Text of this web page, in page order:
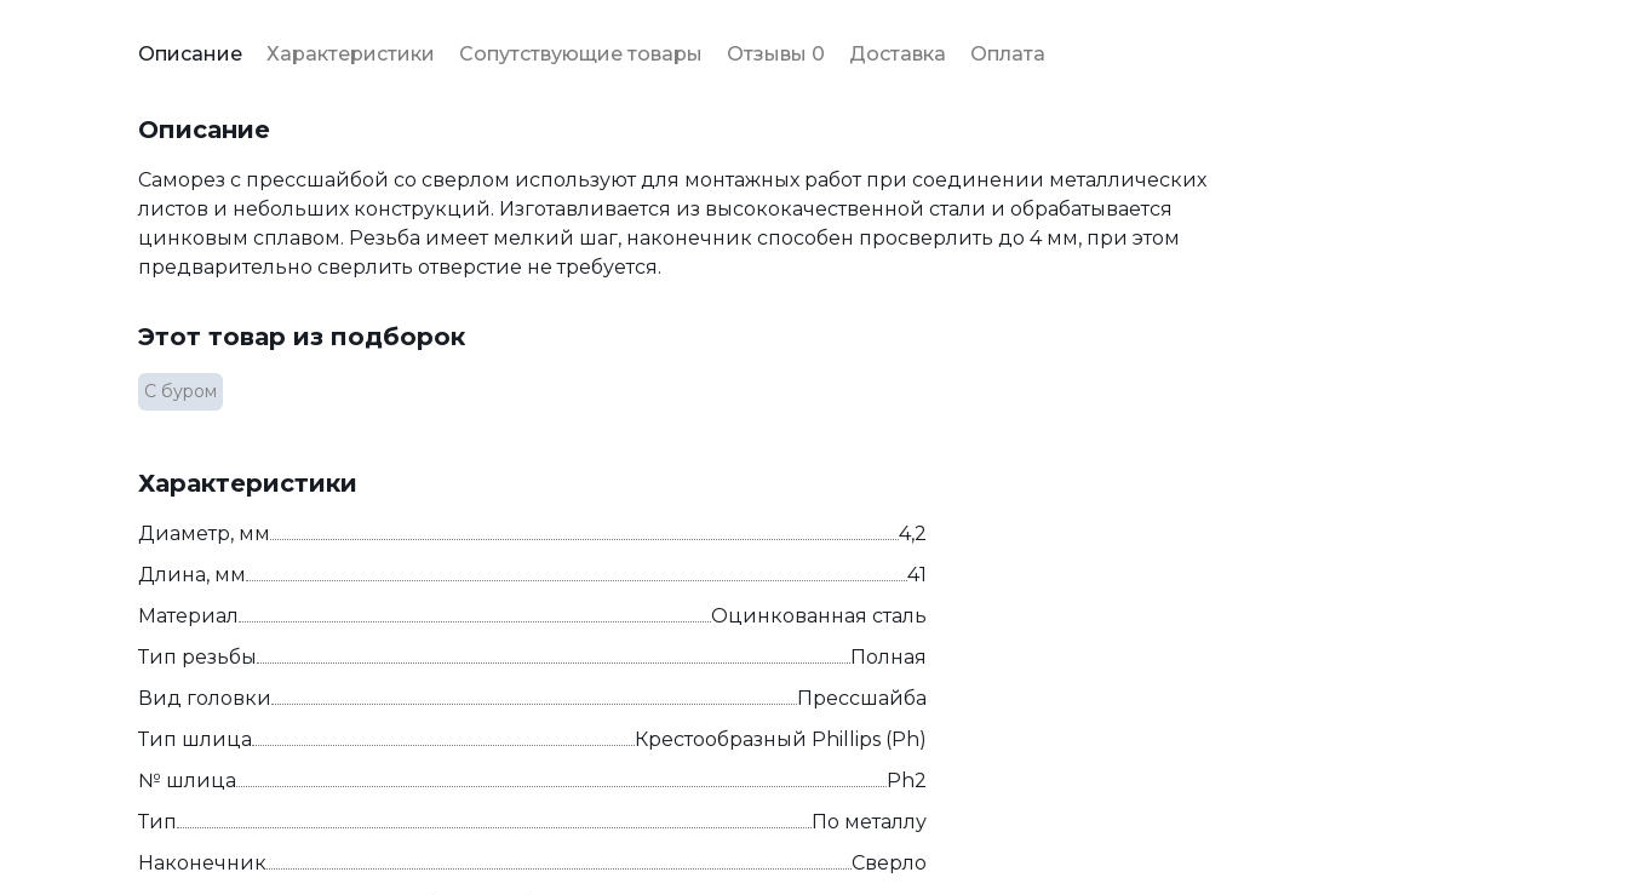
Описание Характеристики Сопутствующие товары Отзывы 0 Доставка Оплата
Описание
Саморез с прессшайбой со сверлом используют для монтажных работ при соединении металлических
листов и небольших конструкций. Изготавливается из высококачественной стали и обрабатывается
цинковым сплавом. Резьба имеет мелкий шаг, наконечник способен просверлить до 4 мм, при этом
предварительно сверлить отверстие не требуется.
Этот товар из подборок
С буром
Характеристики
Диаметр, мм
4,2
Длина, мм
41
Материал
Оцинкованная сталь
Тип резьбы
Полная
Вид головки
Прессшайба
Тип шлица
Крестообразный Phillips (Ph)
№ шлица
Ph2
Тип
По металлу
Наконечник
Сверло